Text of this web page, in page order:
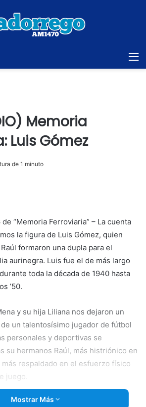
Memoria
Luis Gómez
de 1 minuto
“Memoria Ferroviaria” – La cuenta
la figura de Luis Gómez, quien
formaron una dupla para el
aurinegra. Luis fue el de más largo
toda la década de 1940 hasta
’50.
y su hija Liliana nos dejaron un
un talentosísimo jugador de fútbol
personales y deportivas se
su hermanos Raúl, más histriónico en
respaldado en el esfuerzo físico
juego.
de una familia indudablemente ligada
Mostrar Más